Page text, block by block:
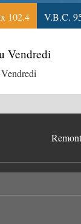
102.4 V.B.C.
Vendredi